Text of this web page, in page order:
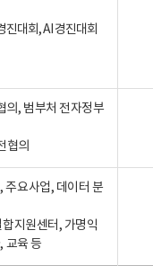
진대회, AI 경진대회
의, 범부처 전자정부
협의
주요사업, 데이터 분
지원센터, 가명익
교육 등